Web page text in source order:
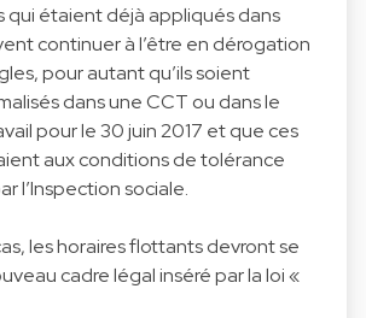
qui étaient déjà appliqués dans
continuer à l’être en dérogation
pour autant qu’ils soient
dans une CCT ou dans le
pour le 30 juin 2017 et que ces
aux conditions de tolérance
l’Inspection sociale.
les horaires flottants devront se
cadre légal inséré par la loi «